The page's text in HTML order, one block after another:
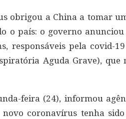
obrigou a China a tomar
o país: o governo
responsáveis pela covid-
Aguda Grave), que
feira (24), informou
novo coronavírus tenha